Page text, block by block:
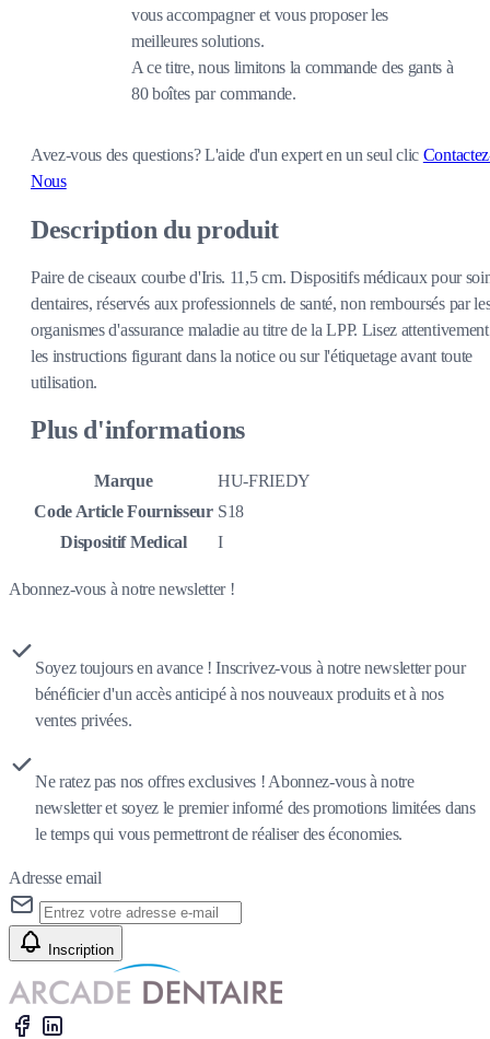
vous accompagner et vous proposer les
meilleures solutions.
A ce titre, nous limitons la commande des gants à
80 boîtes par commande.
Avez-vous des questions?L'aide d'un expert en un seul clic
Nous
Description du produit
Paire de ciseaux courbe d'Iris. 11,5 cm. Dispositifs médicaux pour
dentaires, réservés aux professionnels de santé, non remboursés par
organismes d'assurance maladie au titre de la LPP. Lisez attentivement
les instructions figurant dans la notice ou sur l'étiquetage avant toute
utilisation.
Plus d'informations
Marque
HU-FRIEDY
Code Article Fournisseur S18
Dispositif Medical
I
Abonnez-vous à notre newsletter !
Soyez toujours en avance ! Inscrivez-vous à notre newsletter pour
bénéficier d'un accès anticipé à nos nouveaux produits et à nos
ventes privées.
Ne ratez pas nos offres exclusives ! Abonnez-vous à notre
newsletter et soyez le premier informé des promotions limitées dans
le temps qui vous permettront de réaliser des économies.
Adresse email
Inscription